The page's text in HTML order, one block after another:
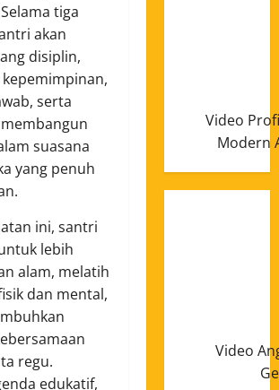
tiga
akan
disiplin,
serta
suasana
yang penuh
ini, santri
lebih
alam, melatih
dan mental,
regu.
edukatif,
Video
Modern
Video